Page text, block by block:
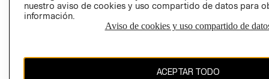
nuestro aviso de cookies y uso compartido de datos para
información.
Aviso de cookies y uso compartido de
ACEPTAR TODO